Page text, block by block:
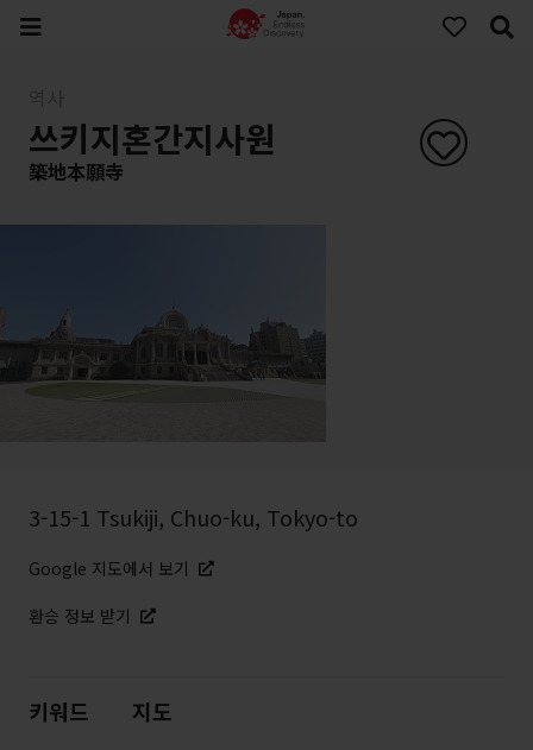
쓰키지혼간지사원
築地本願寺
3-15-1 Tsukiji, Chuo-ku, Tokyo-to
Google 지도에서 보기
환승 정보 받기
키워드 지도